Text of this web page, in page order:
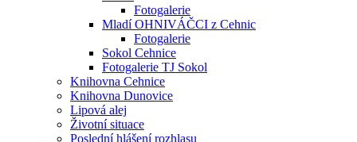
Fotogalerie
Mladí OHNIVÁČCI z Cehnic
Fotogalerie
Sokol Cehnice
Fotogalerie TJ Sokol
Knihovna Cehnice
Knihovna Dunovice
Lipová alej
Životní situace
Poslední hlášení rozhlasu